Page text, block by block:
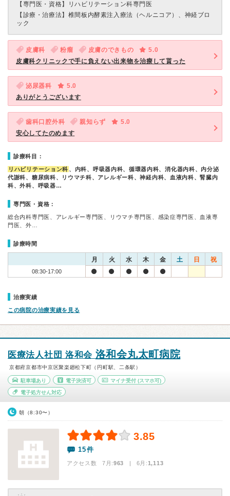
【専門医・資格】
リハビリテーション科専門医
【診療・治療法】 椎間板内酵素注入療法（ヘルニコア）、神経ブロ
ック
皮膚科 粉瘤 皮膚のできもの
5.0
皮膚科クリニックで手に負えない出来物を治療して貰った
泌尿器科
5.0
ありがとうございます
歯科口腔外科 親知らず
5.0
安心してたのめます
診療科目：
リハビリテーション科 、内科、呼吸器内科、循環器内科、消化器内科、内分泌
代謝科、糖尿病科、リウマチ科、アレルギー科、神経内科、血液内科、腎臓内
科、外科、呼吸器…
専門医・資格：
総合内科専門医、アレルギー専門医、リウマチ専門医、感染症専門医、血液専
門医、外…
診療時間
月 火 水 木 金 土 日 祝
08:30-17:00
治療実績
この病院の治療実績を見る
医療法人社団 洛和会 洛和会丸太町病院
京都府京都市中京区聚楽廻松下町（円町駅、二条駅）
駐車場あり 電子決済可 マイナ受付 (スマホ可)
電子処方せん対応
朝（8:30〜）
3.85
15件
アクセス数 7月:963 | 6月:1,113